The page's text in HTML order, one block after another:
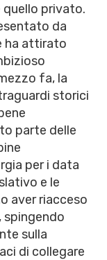
privato.
da
ha attirato
fa, la
storici
parte delle
per i data
e le
aver riacceso
spingendo
sulla
di collegare